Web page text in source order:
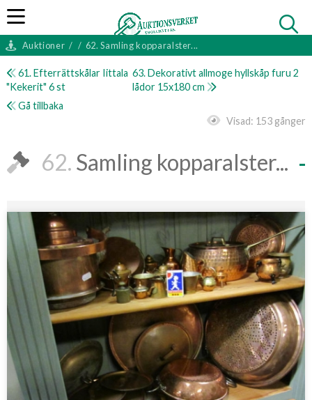
Auktioner / / 62. Samling kopparalster...
61. Efterrättskålar Iittala
"Kekerit" 6 st
63. Dekorativt allmoge hyllskåp furu 2
lådor 15x180 cm
Gå tillbaka
Visad: 153 gånger
62. Samling kopparalster...